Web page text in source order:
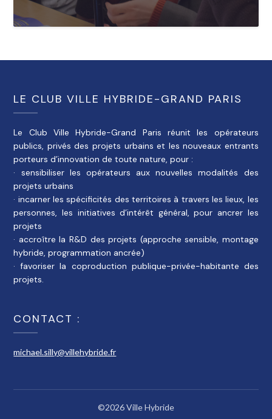
LE CLUB VILLE HYBRIDE-GRAND PARIS
Le Club Ville Hybride-Grand Paris réunit les opérateurs
publics, privés des projets urbains et les nouveaux entrants
porteurs d’innovation de toute nature, pour :
· sensibiliser les opérateurs aux nouvelles modalités des
projets urbains
· incarner les spécificités des territoires à travers les lieux, les
personnes, les initiatives d’intérêt général, pour ancrer les
projets
· accroître la R&D des projets (approche sensible, montage
hybride, programmation ancrée)
· favoriser la coproduction publique-privée-habitante des
projets.
CONTACT :
michael.silly@villehybride.fr
©2026 Ville Hybride